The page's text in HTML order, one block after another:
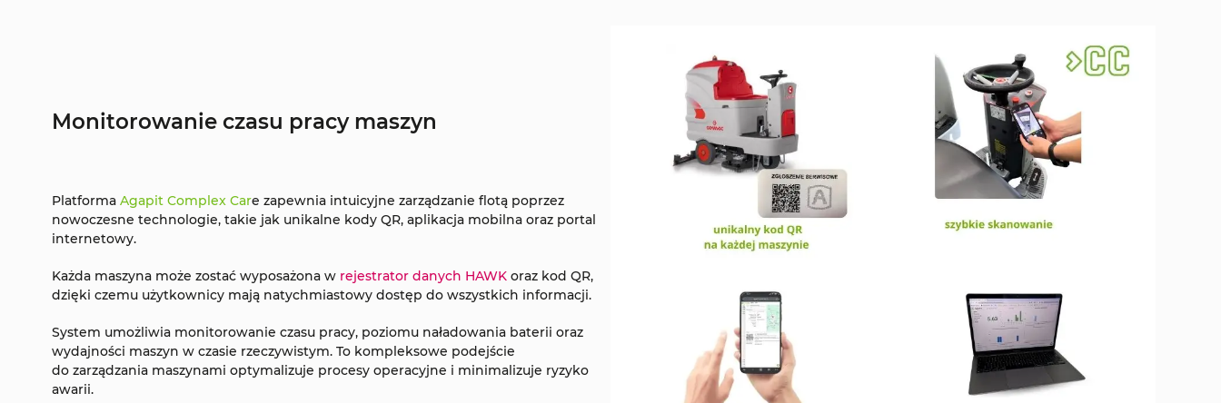
Monitorowanie czasu pracy maszyn
Platforma Agapit Complex Care zapewnia intuicyjne zarządzanie flotą poprzez
nowoczesne technologie, takie jak unikalne kody QR, aplikacja mobilna oraz portal
internetowy.
Każda maszyna może zostać wyposażona w rejestrator danych HAWK oraz kod QR,
dzięki czemu użytkownicy mają natychmiastowy dostęp do wszystkich informacji.
System umożliwia monitorowanie czasu pracy, poziomu naładowania baterii oraz
wydajności maszyn w czasie rzeczywistym. To kompleksowe podejście
do zarządzania maszynami optymalizuje procesy operacyjne i minimalizuje ryzyko
awarii.